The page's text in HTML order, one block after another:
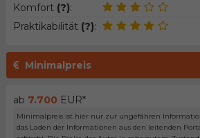
Komfort (?):
Praktikabilität (?):
Minimalpreis
ab 7.700 EUR*
Minimalpreis ist hier nur zur ungefähren
das Laden der Informationen aus den leitenden